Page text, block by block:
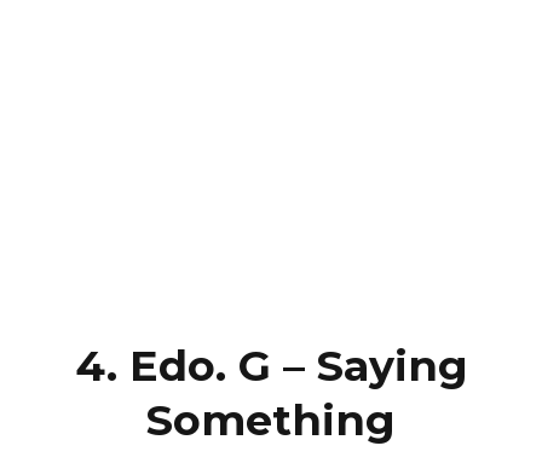
4. Edo. G – Saying
Something